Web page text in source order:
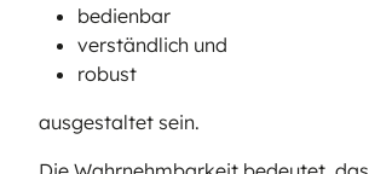
bedienbar
verständlich und
robust
ausgestaltet sein.